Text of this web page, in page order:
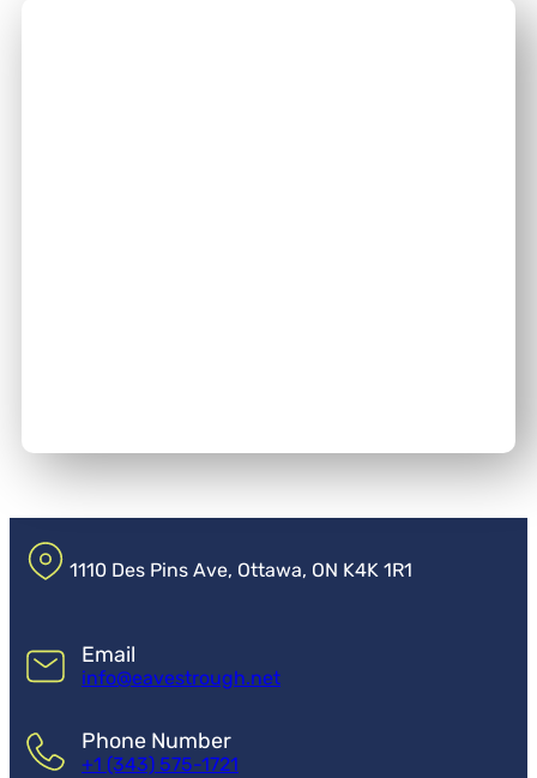
1110 Des Pins Ave, Ottawa, ON K4K 1R1
Email
info@eavestrough.net
Phone Number
+1 (343) 575-1721